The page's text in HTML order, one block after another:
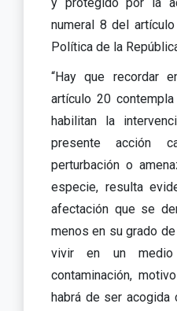
numeral 8 del
Política de la
“Hay que recordar
artículo 20
habilitan la
presente acción
perturbación o
especie, resulta
afectación que se
menos en su grado
vivir en un
contaminación,
habrá de ser acogida